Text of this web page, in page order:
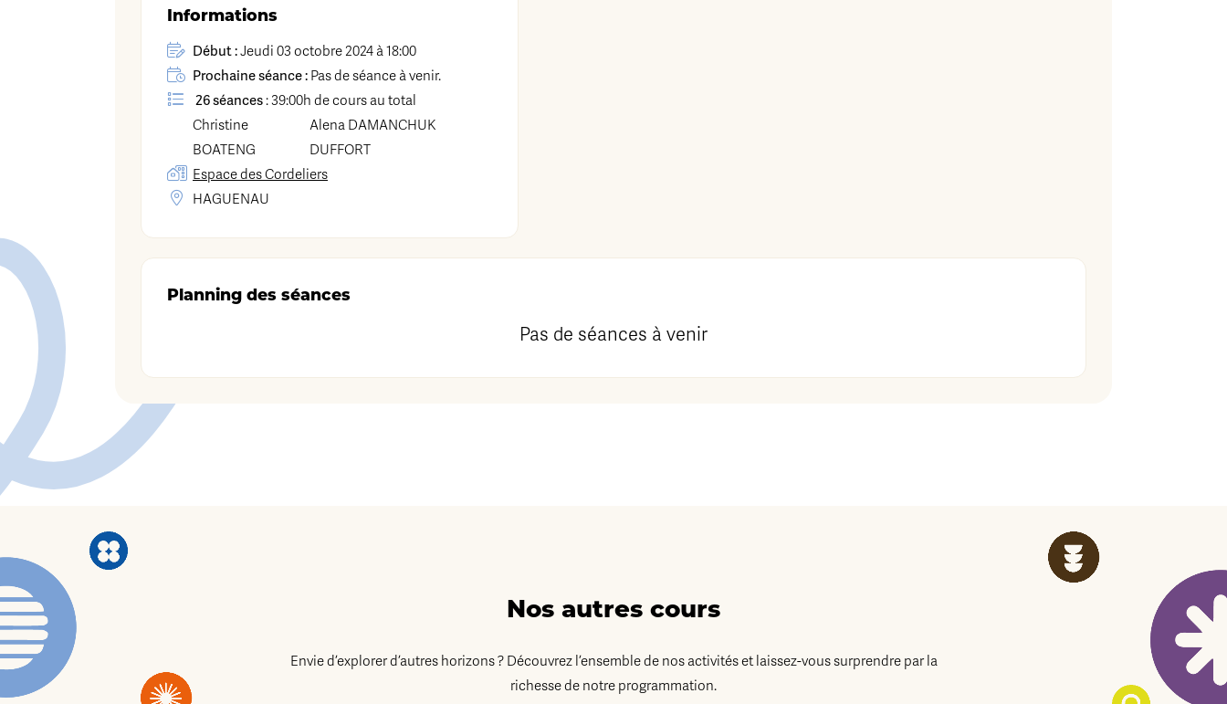
Informations
Début :Jeudi 03 octobre 2024 à 18:00
Prochaine séance :Pas de séance à venir.
26 séances: 39:00h de cours au total
Christine
BOATENG
Alena DAMANCHUK
DUFFORT
Espace des Cordeliers
HAGUENAU
Planning des séances
Pas de séances à venir
Nos autres cours
Envie d’explorer d’autres horizons ? Découvrez l’ensemble de nos activités et laissez-vous surprendre par la
richesse de notre programmation.